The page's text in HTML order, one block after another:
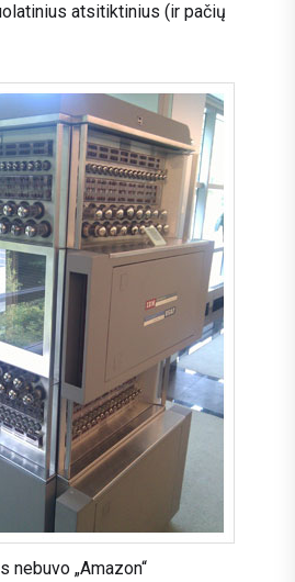
atsitiktinius (ir pačių
nebuvo „Amazon“